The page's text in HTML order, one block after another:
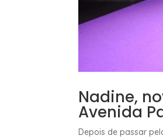
Nadine,
Avenida
Depois de passar